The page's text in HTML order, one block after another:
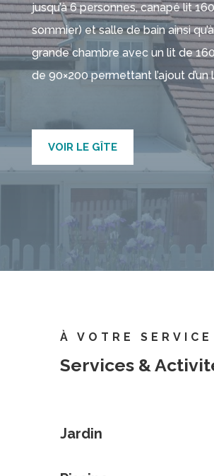
jusqu’à 6 personnes, canapé lit
sommier) et salle de bain ainsi qu’à
grande chambre avec un lit de
de 90×200 permettant l’ajout d’un
VOIR LE GÎTE
À VOTRE SERVICE
Services &
Jardin